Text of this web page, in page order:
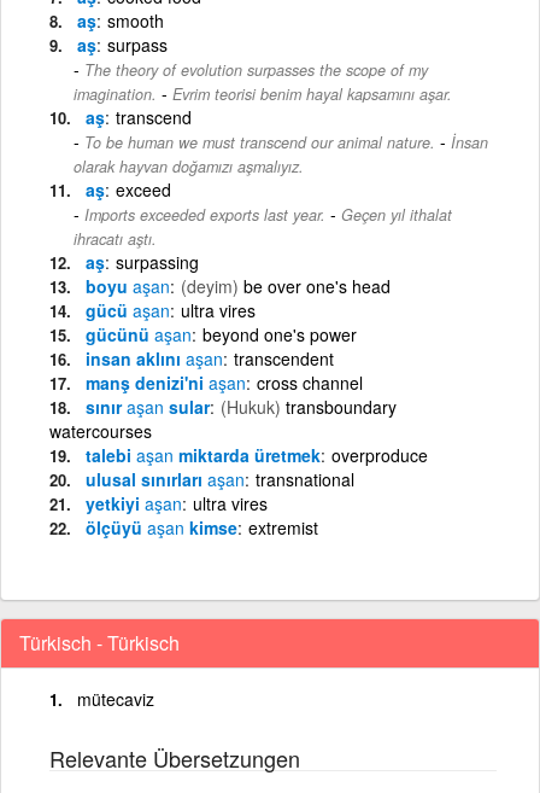
aş smooth
aş surpass
The theory of evolution surpasses the scope of my
imagination. - Evrim teorisi benim hayal kapsamını aşar.
aş transcend
To be human we must transcend our animal nature. - İnsan
olarak hayvan doğamızı aşmalıyız.
aş exceed
Imports exceeded exports last year. - Geçen yıl ithalat
ihracatı aştı.
aş surpassing
boyu aşan (deyim) be over one's head
gücü aşan ultra vires
gücünü aşan beyond one's power
insan aklını aşan transcendent
manş denizi'ni aşan cross channel
sınıraşan sular (Hukuk) transboundary
watercourses
talebi aşan miktarda üretmek overproduce
ulusal sınırları aşan transnational
yetkiyi aşan ultra vires
ölçüyü aşan kimse extremist
Türkisch - Türkisch
mütecaviz
Relevante Übersetzungen